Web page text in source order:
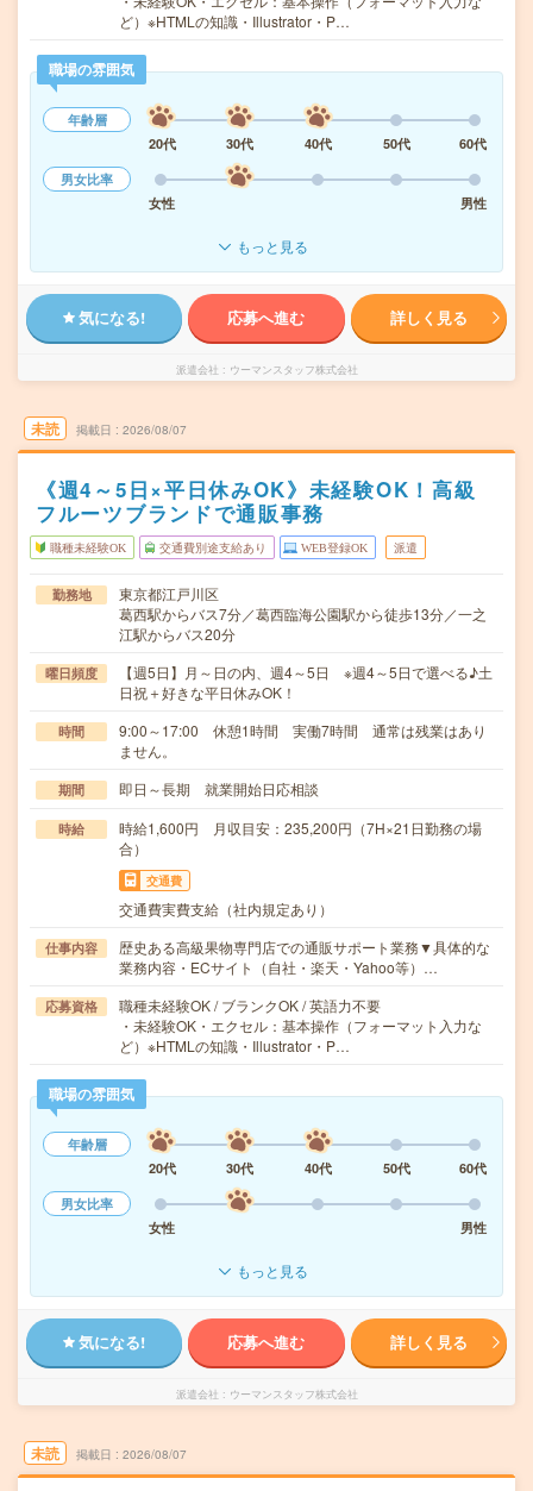
ど）※HTMLの知識・Illustrator・P…
職場の雰囲気
年齢層
20代
30代 40代 50代
60代
男女比率
女性
男性
もっと見る
気になる! 応募へ進む 詳しく見る
派遣会社 ウーマンスタッフ株式会社
未読 掲載日 2026/08/07
《週4～5日×平日休みOK》未経験OK！高級
フルーツブランドで通販事務
職種未経験OK 交通費別途支給あり WEB登録OK 派遣
勤務地
東京都江戸川区
葛西駅からバス7分／葛西臨海公園駅から徒歩13分／一之
江駅からバス20分
曜日頻度
【週5日】月～日の内、週4～5日 ※週4～5日で選べる♪土
日祝＋好きな平日休みOK！
時間
9:00～17:00 休憩1時間 実働7時間 通常は残業はあり
ません。
期間 即日～長期 就業開始日応相談
時給
時給1,600円 月収目安：235,200円（7H×21日勤務の場
合）
交通費
交通費実費支給（社内規定あり）
仕事内容
歴史ある高級果物専門店での通販サポート業務▼具体的な
業務内容・ECサイト（自社・楽天・Yahoo等）…
応募資格
職種未経験OK / ブランクOK / 英語力不要
・未経験OK・エクセル：基本操作（フォーマット入力な
ど）※HTMLの知識・Illustrator・P…
職場の雰囲気
年齢層
20代
30代 40代 50代
60代
男女比率
女性
男性
もっと見る
気になる! 応募へ進む 詳しく見る
派遣会社 ウーマンスタッフ株式会社
未読 掲載日 2026/08/07